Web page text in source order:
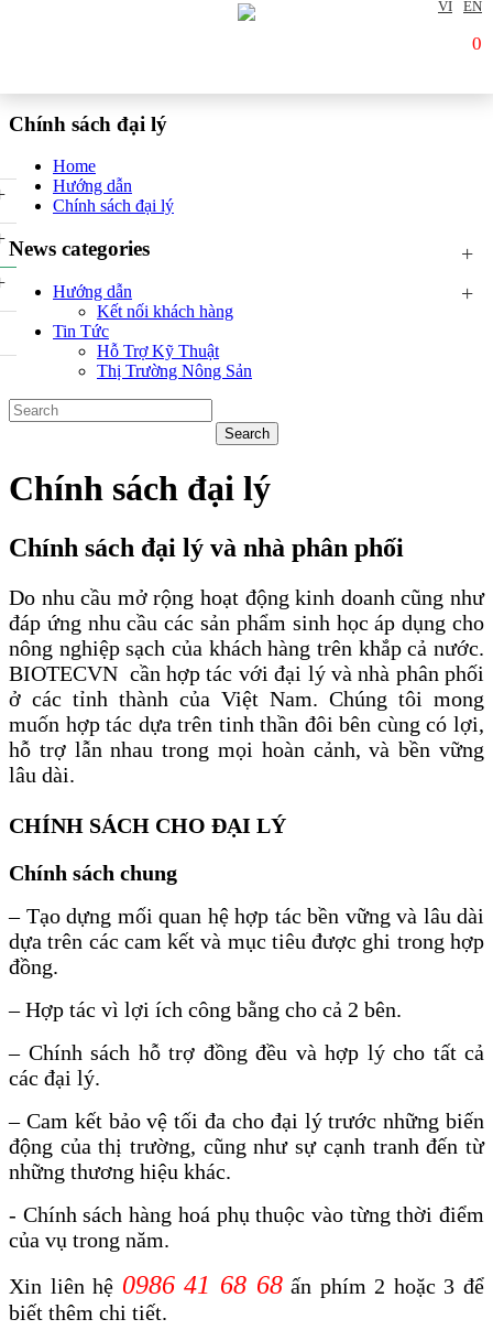
VI EN
0
Chính sách đại lý
Home
Hướng dẫn
Chính sách đại lý
News categories
Hướng dẫn
+
Kết nối khách hàng
Tin Tức
+
Hỗ Trợ Kỹ Thuật
Thị Trường Nông Sản
Chính sách đại lý
Chính sách đại lý và nhà phân phối
Do nhu cầu mở rộng hoạt động kinh doanh cũng như
đáp ứng nhu cầu các sản phẩm sinh học áp dụng cho
nông nghiệp sạch của khách hàng trên khắp cả nước.
BIOTECVN cần hợp tác với đại lý và nhà phân phối
ở các tỉnh thành của Việt Nam. Chúng tôi mong
muốn hợp tác dựa trên tinh thần đôi bên cùng có lợi,
hỗ trợ lẫn nhau trong mọi hoàn cảnh, và bền vững
lâu dài.
CHÍNH SÁCH CHO ĐẠI LÝ
Chính sách chung
– Tạo dựng mối quan hệ hợp tác bền vững và lâu dài
dựa trên các cam kết và mục tiêu được ghi trong hợp
đồng.
– Hợp tác vì lợi ích công bằng cho cả 2 bên.
– Chính sách hỗ trợ đồng đều và hợp lý cho tất cả
các đại lý.
– Cam kết bảo vệ tối đa cho đại lý trước những biến
động của thị trường, cũng như sự cạnh tranh đến từ
những thương hiệu khác.
- Chính sách hàng hoá phụ thuộc vào từng thời điểm
của vụ trong năm.
Xin liên hệ 0986 41 68 68ấn phím 2 hoặc 3 để
biết thêm chi tiết.